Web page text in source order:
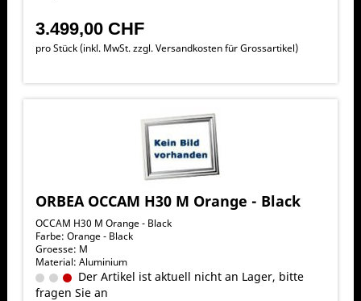
3.499,00 CHF
pro Stück (inkl. MwSt. zzgl.Versandkosten für Grossartikel)
ORBEA OCCAM H30 M Orange - Black
OCCAM H30 M Orange - Black
Farbe: Orange - Black
Groesse: M
Material: Aluminium
Der Artikel ist aktuell nicht an Lager, bitte
fragen Sie an